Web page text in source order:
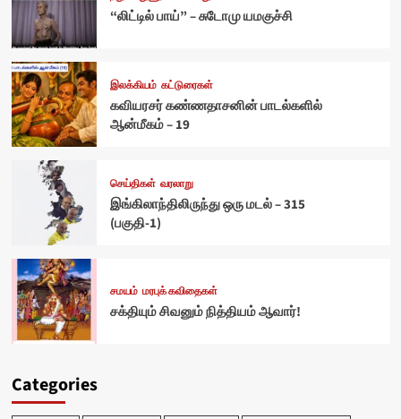
“லிட்டில் பாய்” – சுடோமு யமகுச்சி
இலக்கியம் கட்டுரைகள்
கவியரசர் கண்ணதாசனின் பாடல்களில்
ஆன்மீகம் – 19
செய்திகள் வரலாறு
இங்கிலாந்திலிருந்து ஒரு மடல் – 315
(பகுதி-1)
சமயம் மரபுக் கவிதைகள்
சக்தியும் சிவனும் நித்தியம் ஆவார்!
Categories